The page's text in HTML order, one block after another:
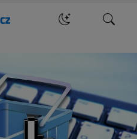
Hledat